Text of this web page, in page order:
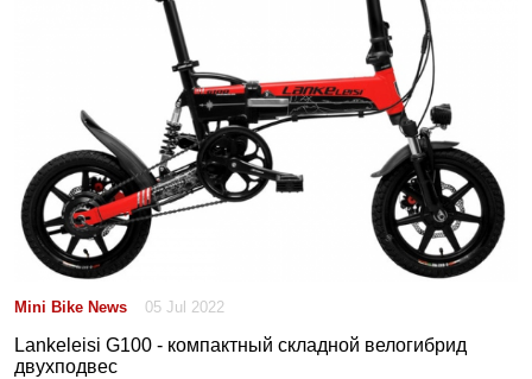
Mini Bike News 05 Jul 2022
Lankeleisi G100 - компактный складной велогибрид
двухподвес